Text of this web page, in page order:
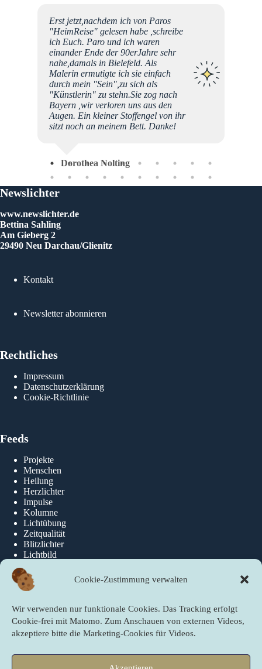
Cookie-Zustimmung verwalten
Wir verwenden nur funktionale Cookies. Das Tracking erfolgt
Cookie-frei mit Matomo. Zum Anschauen von externen Videos,
akzeptiere bitte die Marketing-Cookies für Videos.
Erst jetzt,nachdem ich von Paros
"HeimReise" gelesen habe ,schreibe
ich Euch. Paro und ich waren
einander Ende der 90erJahre sehr
nahe,damals in Bielefeld. Als
Malerin ermutigte ich sie einfach
durch mein "Sein",zu sich als
"Künstlerin" zu stehn.Sie zog nach
Bayern ,wir verloren uns aus den
Augen. Ein kleiner Stoffengel von ihr
sitzt noch an meinem Bett. Danke!
Dorothea Nolting
Newslichter
www.newslichter.de
Bettina Sahling
Am Gieberg 2
29490 Neu Darchau/Glienitz
Kontakt
Newsletter abonnieren
Rechtliches
Impressum
Datenschutzerklärung
Cookie-Richtlinie
Feeds
Projekte
Menschen
Heilung
Herzlichter
Impulse
Kolumne
Lichtübung
Zeitqualität
Blitzlichter
Lichtbild
Über Uns
Quicklinks